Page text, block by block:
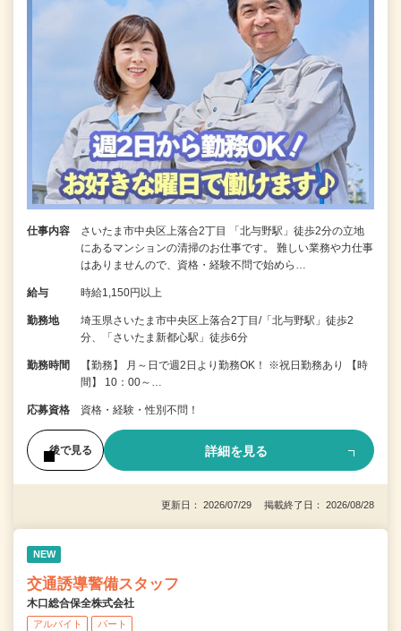
仕事内容
さいたま市中央区上落合2丁目 「北与野駅」徒歩2分の立地
にあるマンションの清掃のお仕事です。 難しい業務や力仕事
はありませんので、資格・経験不問で始めら…
給与 時給1,150円以上
勤務地
埼玉県さいたま市中央区上落合2丁目/「北与野駅」徒歩2
分、「さいたま新都心駅」徒歩6分
勤務時間
【勤務】 月～日で週2日より勤務OK！ ※祝日勤務あり 【時
間】 10：00～…
応募資格 資格・経験・性別不問！
後で見る 詳細を見る
更新日： 2026/07/29 掲載終了日： 2026/08/28
NEW
交通誘導警備スタッフ
木口総合保全株式会社
アルバイト パート